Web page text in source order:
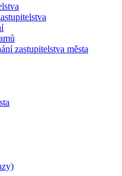
zastupitelstva města